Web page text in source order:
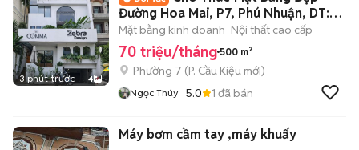
3 phút trước 4
Đường Hoa Mai, P7, Phú Nhuận, DT:
8x20m
Mặt bằng kinh doanh Nội thất cao cấp
70 triệu/tháng 500 m²
Phường 7 (P. Cầu Kiệu mới)
Ngọc Thúy 5.0 1 đã bán
Máy bơm cầm tay ,máy khuấy